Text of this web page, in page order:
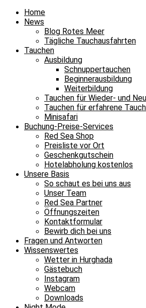
Home
News
Blog Rotes Meer
Tägliche Tauchausfahrten
Tauchen
Ausbildung
Schnuppertauchen
Beginnerausbildung
Weiterbildung
Tauchen für Wieder- und
Tauchen für erfahrene
Minisafari
Buchung-Preise-Services
Red Sea Shop
Preisliste vor Ort
Geschenkgutschein
Hotelabholung kostenlos
Unsere Basis
So schaut es bei uns aus
Unser Team
Red Sea Partner
Öffnungszeiten
Kontaktformular
Bewirb dich bei uns
Fragen und Antworten
Wissenswertes
Wetter in Hurghada
Gästebuch
Instagram
Webcam
Downloads